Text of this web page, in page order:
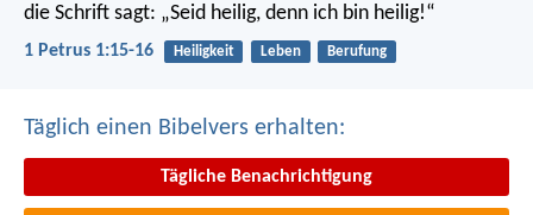
die Schrift sagt: „Seid heilig, denn ich bin heilig!“
1 Petrus 1:15-16 Heiligkeit Leben Berufung
Täglich einen Bibelvers erhalten:
Tägliche Benachrichtigung